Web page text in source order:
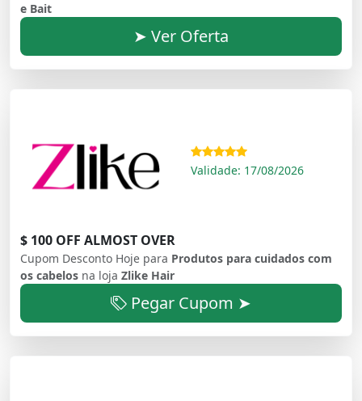
e Bait
➤ Ver Oferta
Validade: 17/08/2026
$ 100 OFF ALMOST OVER
Cupom Desconto Hoje para Produtos para cuidados com
os cabelos na loja Zlike Hair
Pegar Cupom ➤